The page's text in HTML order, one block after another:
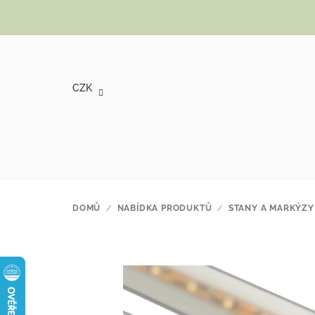
CZK
DOMŮ / NABÍDKA PRODUKTŮ / STANY A MARKÝZY